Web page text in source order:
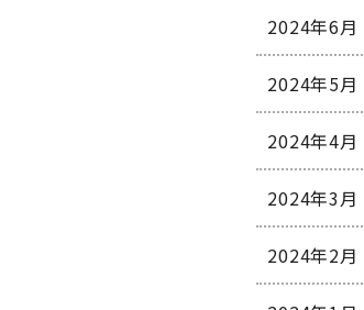
2024年6月
2024年5月
2024年4月
2024年3月
2024年2月